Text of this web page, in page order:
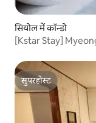
सियोल में कॉन्डो
[Kstar Stay]
सुपरहोस्ट
सुपरहोस्ट